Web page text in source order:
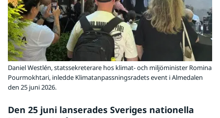
Daniel Westlén, statssekreterare hos klimat- och miljöminister Romina
Pourmokhtari, inledde Klimatanpassningsradets event i Almedalen
den 25 juni 2026.
Den 25 juni lanserades Sveriges nationella